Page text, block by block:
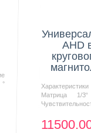
°
AHD
Матрица 1/